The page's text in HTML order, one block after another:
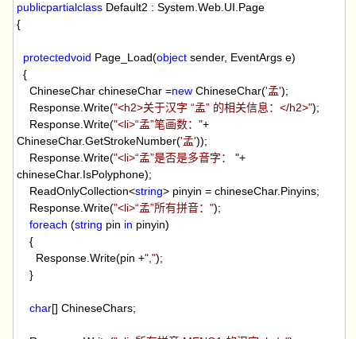
publicpartialclass Default2 : System.Web.UI.Page
{
protectedvoid Page_Load(object sender, EventArgs e)
{
ChineseChar chineseChar=new ChineseChar('孟');
Response.Write("<h2>关于汉字 “孟” 的相关信息：</h2>");
Response.Write("<li>“孟”笔画数："+
ChineseChar.GetStrokeNumber('孟'));
Response.Write("<li>“孟”是否是多音字："+
chineseChar.IsPolyphone);
ReadOnlyCollection<string> pinyin= chineseChar.Pinyins;
Response.Write("<li>“孟”所有拼音：");
foreach (string pin in pinyin)
{
Response.Write(pin+" ,");
}
char[] ChineseChars;